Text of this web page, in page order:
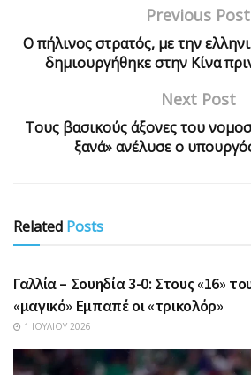
Previous Post
Ο πήλινος στρατός, με την
δημιουργήθηκε στην Κίνα
Next Post
Τους βασικούς άξονες του
ξανά» ανέλυσε ο
Related Posts
ΑΘΛΗΤΙΚΆ
Γαλλία – Σουηδία 3-0: Στους «16»
«μαγικό» Εμπαπέ οι «τρικολόρ»
1 ΙΟΥΛΊΟΥ 2026